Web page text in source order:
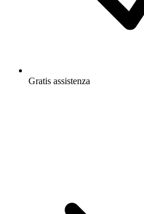
Gratis assistenza